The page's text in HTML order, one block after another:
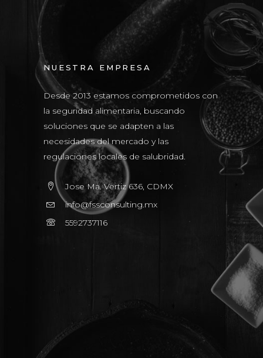
NUESTRA EMPRESA
Desde 2013 estamos comprometidos con
la seguridad alimentaria, buscando
soluciones que se adapten a las
necesidades del mercado y las
regulaciones locales de salubridad.
Jose Ma. Vertiz 636, CDMX
info@fssconsulting.mx
5592737116